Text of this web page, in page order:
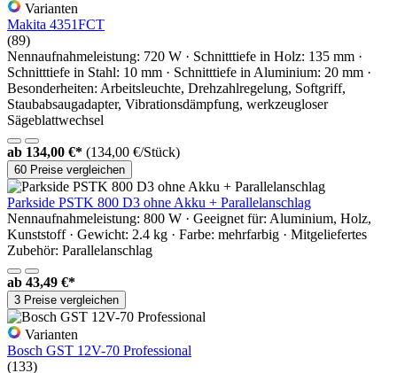
Varianten
Makita 4351FCT
(89)
Nennaufnahmeleistung: 720 W · Schnitttiefe in Holz: 135 mm ·
Schnitttiefe in Stahl: 10 mm · Schnitttiefe in Aluminium: 20 mm ·
Besonderheiten: Arbeitsleuchte, Drehzahlregelung, Softgriff,
Staubabsaugadapter, Vibrationsdämpfung, werkzeugloser
Sägeblattwechsel
ab 134,00 €* (134,00 €/Stück)
60 Preise vergleichen
Parkside PSTK 800 D3 ohne Akku + Parallelanschlag
Nennaufnahmeleistung: 800 W · Geeignet für: Aluminium, Holz,
Kunststoff · Gewicht: 2.4 kg · Farbe: mehrfarbig · Mitgeliefertes
Zubehör: Parallelanschlag
ab 43,49 €*
3 Preise vergleichen
Varianten
Bosch GST 12V-70 Professional
(133)